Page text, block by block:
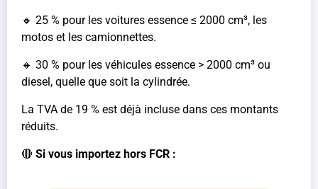
🔸 25 % pour les voitures essence ≤ 2000 cm³, les
motos et les camionnettes.
🔸 30 % pour les véhicules essence > 2000 cm³ ou
diesel, quelle que soit la cylindrée.
La TVA de 19 % est déjà incluse dans ces montants
réduits.
🔴 Si vous importez hors FCR :